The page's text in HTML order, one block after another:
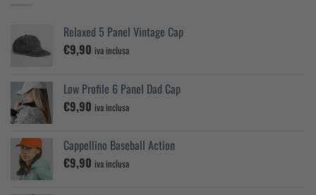
Relaxed 5 Panel Vintage Cap
€9,90 iva inclusa
Low Profile 6 Panel Dad Cap
€9,90 iva inclusa
Cappellino Baseball Action
€9,90 iva inclusa